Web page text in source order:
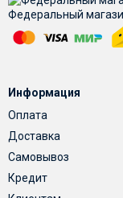
Федеральный
Информация
Оплата
Доставка
Самовывоз
Кредит